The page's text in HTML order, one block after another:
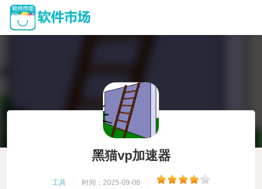
黑猫vp加速器
工具 时间：2025-09-06